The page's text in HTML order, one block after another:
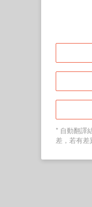
* 自動翻譯
差，若有差